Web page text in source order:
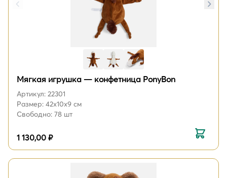
Мягкая игрушка — конфетница PonyBon
Артикул: 22301
Размер: 42х10х9 см
Свободно: 78 шт
1 130,00 ₽